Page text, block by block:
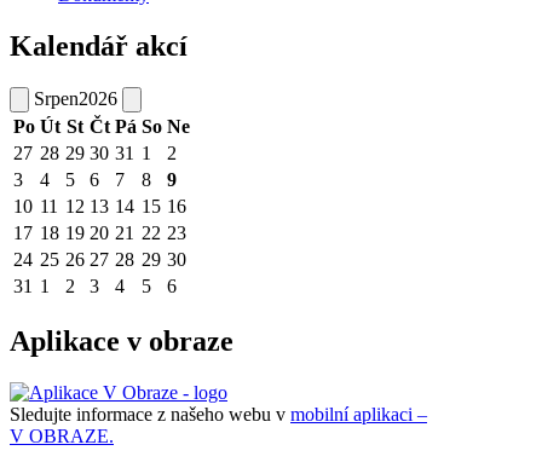
Kalendář akcí
Srpen2026
Po Út St Čt Pá So Ne
27 28 29 30 31 1
2
3
4 5 6 7 8
9
10 11 12 13 14 15 16
17 18 19 20 21 22 23
24 25 26 27 28 29 30
31 1 2 3 4 5 6
Aplikace v obraze
Sledujte informace z našeho webu v mobilní aplikaci –
V OBRAZE.